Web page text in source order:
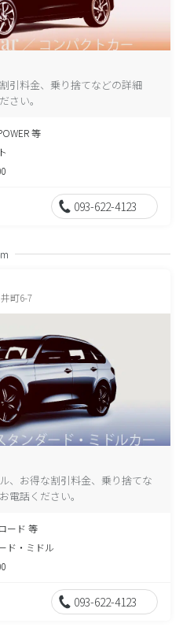
引料金、乗り捨てなどの詳細
さい。
等
093-622-4123
町6-7
、お得な割引料金、乗り捨てな
電話ください。
ード 等
ド・ミドル
093-622-4123